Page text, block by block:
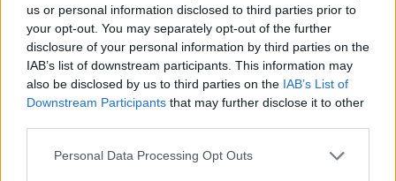
us or personal information disclosed to third parties prior to
your opt-out. You may separately opt-out of the further
disclosure of your personal information by third parties on the
IAB’s list of downstream participants. This information may
also be disclosed by us to third parties on the IAB’s List of
Downstream Participants that may further disclose it to other
Personal Data Processing Opt Outs